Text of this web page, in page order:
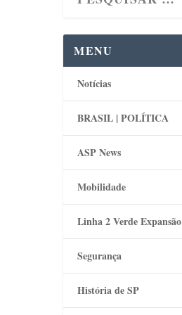
MENU
Notícias
BRASIL | POLÍTICA
ASP News
Mobilidade
Linha 2 Verde Expansão
Segurança
História de SP